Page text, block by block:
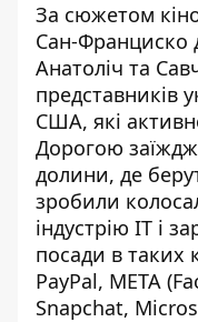
За сюжетом
Сан-Франциско
Анатоліч та
представників
США, які
Дорогою
долини, де
зробили
індустрію ІТ і
посади в таких
PayPal, META
Snapchat,